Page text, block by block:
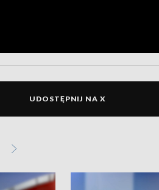
UDOSTĘPNIJ NA X